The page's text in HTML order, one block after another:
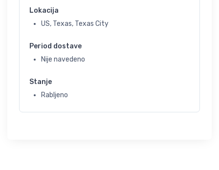
Lokacija
US, Texas, Texas City
Period dostave
Nije navedeno
Stanje
Rabljeno